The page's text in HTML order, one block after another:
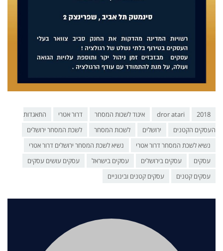
2018
dror atari איגוד לשכות המסחר דרור אטרי
התאגדות
העסקים הקטנים
ירושלים לשכות המסחר
לשכת המסחר ירושלים
נשיא לשכת המסחר דרור אטרי
נשיא לשכת המסחר ירושלים דרור אטרי
עסקים
עסקים בירושלים עסקים בישראל
עסקים עושים עסקים
עסקים קטנים
עסקים קטנים ובינוניים